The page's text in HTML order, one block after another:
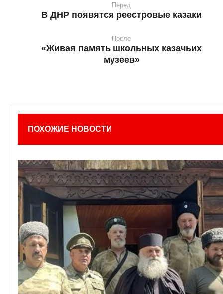
Перед
В ДНР появятся реестровые казаки
После
«Живая память школьных казачьих
музеев»
ПОХОЖИЕ НОВОСТИ